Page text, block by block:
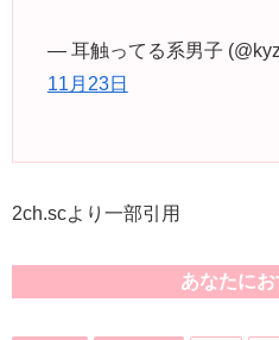
— 耳触ってる系男子
11月23日
2ch.scより一部引用
あなたにお